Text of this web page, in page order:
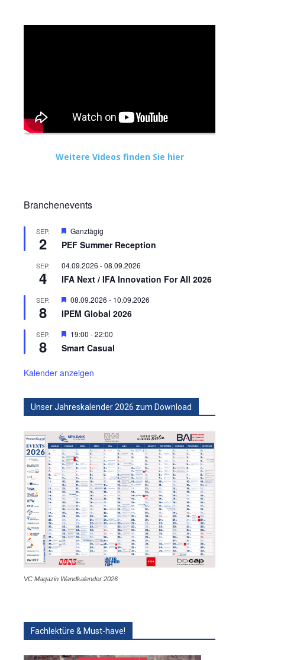
Weitere Videos finden Sie hier
Branchenevents
SEP.
2
Hervorgehoben
Ganztägig
PEF Summer Reception
SEP.
4
04.09.2026 -08.09.2026
IFA Next / IFA Innovation For All 2026
SEP.
8
Hervorgehoben
08.09.2026 - 10.09.2026
IPEM Global 2026
SEP.
8
Hervorgehoben
19:00 -22:00
Smart Casual
Kalender anzeigen
Unser Jahreskalender 2026 zum Download
VC Magazin Wandkalender 2026
Fachlektüre & Must-have!